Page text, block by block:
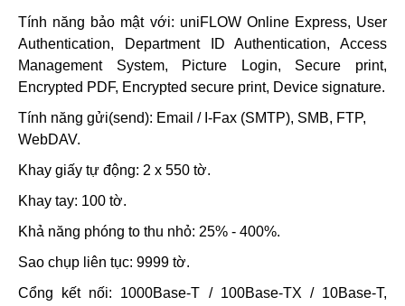
Tính năng bảo mật với: uniFLOW Online Express, User
Authentication, Department ID Authentication, Access
Management System, Picture Login, Secure print,
Encrypted PDF, Encrypted secure print, Device signature.
Tính năng gửi(send): Email / I-Fax (SMTP), SMB, FTP,
WebDAV.
Khay giấy tự động: 2 x 550 tờ.
Khay tay: 100 tờ.
Khả năng phóng to thu nhỏ: 25% - 400%.
Sao chụp liên tục: 9999 tờ.
Cổng kết nối: 1000Base-T / 100Base-TX / 10Base-T,